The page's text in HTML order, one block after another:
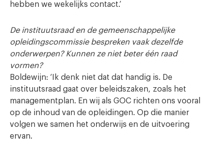
hebben we wekelijks contact.’
De instituutsraad en de gemeenschappelijke
opleidingscommissie bespreken vaak dezelfde
onderwerpen? Kunnen ze niet beter één raad
vormen?
Boldewijn: ‘Ik denk niet dat dat handig is. De
instituutsraad gaat over beleidszaken, zoals het
managementplan. En wij als GOC richten ons vooral
op de inhoud van de opleidingen. Op die manier
volgen we samen het onderwijs en de uitvoering
ervan.